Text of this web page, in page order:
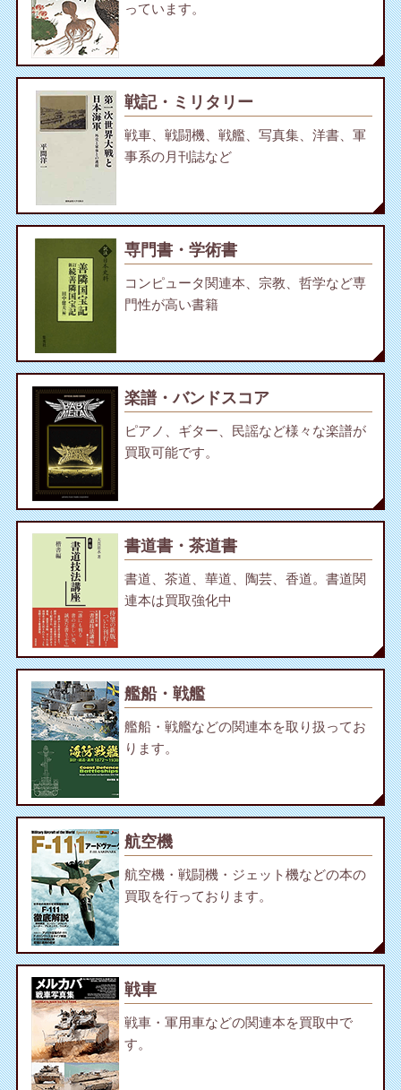
っています。
戦記・ミリタリー
戦車、戦闘機、戦艦、写真集、洋書、軍
事系の月刊誌など
専門書・学術書
コンピュータ関連本、宗教、哲学など専
門性が高い書籍
楽譜・バンドスコア
ピアノ、ギター、民謡など様々な楽譜が
買取可能です。
書道書・茶道書
書道、茶道、華道、陶芸、香道。書道関
連本は買取強化中
艦船・戦艦
艦船・戦艦などの関連本を取り扱ってお
ります。
航空機
航空機・戦闘機・ジェット機などの本の
買取を行っております。
戦車
戦車・軍用車などの関連本を買取中で
す。